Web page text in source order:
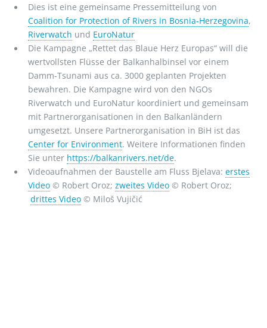
Dies ist eine gemeinsame Pressemitteilung von
Coalition for Protection of Rivers in Bosnia-Herzegovina,
Riverwatch und EuroNatur
Die Kampagne „Rettet das Blaue Herz Europas“ will die
wertvollsten Flüsse der Balkanhalbinsel vor einem
Damm-Tsunami aus ca. 3000 geplanten Projekten
bewahren. Die Kampagne wird von den NGOs
Riverwatch und EuroNatur koordiniert und gemeinsam
mit Partnerorganisationen in den Balkanländern
umgesetzt. Unsere Partnerorganisation in BiH ist das
Center for Environment. Weitere Informationen finden
Sie unter https://balkanrivers.net/de.
Videoaufnahmen der Baustelle am Fluss Bjelava: erstes
Video© Robert Oroz; zweites Video© Robert Oroz;
drittes Video© Miloš Vujičić